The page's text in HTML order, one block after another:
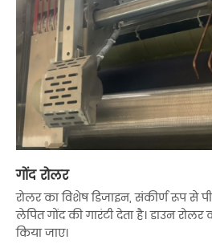
गोंद रोलर
रोलर का विशेष डिजाइन, संकीर्ण रूप से
लेपित गोंद की गारंटी देता है। डाउन रोलर
किया जाए।